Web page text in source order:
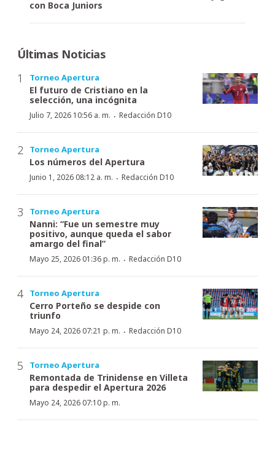
con Boca Juniors
Últimas Noticias
Torneo Apertura
El futuro de Cristiano en la
selección, una incógnita
Julio 7, 2026 10:56 a. m. · Redacción D10
Torneo Apertura
Los números del Apertura
Junio 1, 2026 08:12 a. m. · Redacción D10
Torneo Apertura
Nanni: “Fue un semestre muy
positivo, aunque queda el sabor
amargo del final”
Mayo 25, 2026 01:36 p. m. · Redacción D10
Torneo Apertura
Cerro Porteño se despide con
triunfo
Mayo 24, 2026 07:21 p. m. · Redacción D10
Torneo Apertura
Remontada de Trinidense en Villeta
para despedir el Apertura 2026
Mayo 24, 2026 07:10 p. m.